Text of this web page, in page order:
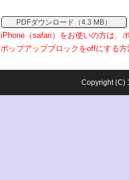
PDFダウンロード（4.3 MB）
iPhone（safari）をお使いの方は、
ポップアップブロックをoffにする方
Copyright (C)